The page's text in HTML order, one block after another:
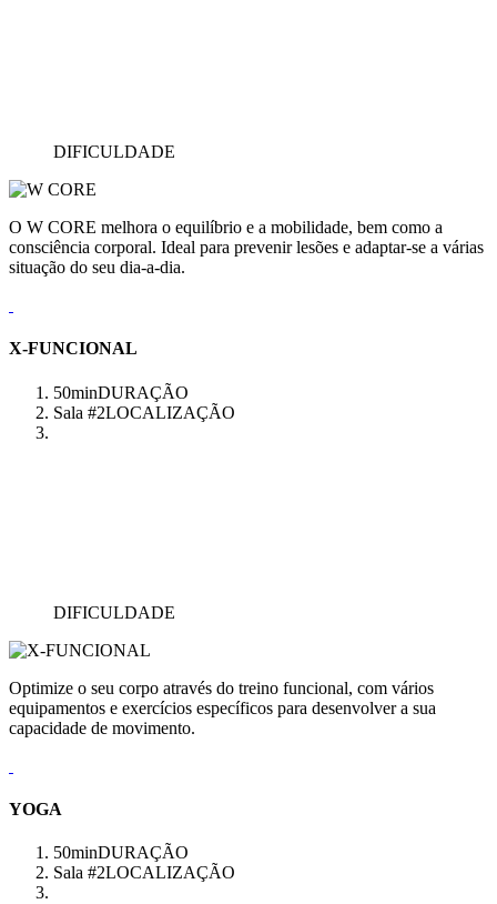
DIFICULDADE
O W CORE melhora o equilíbrio e a mobilidade, bem como a
consciência corporal. Ideal para prevenir lesões e adaptar-se a várias
situação do seu dia-a-dia.
X-FUNCIONAL
50minDURAÇÃO
Sala #2LOCALIZAÇÃO
DIFICULDADE
Optimize o seu corpo através do treino funcional, com vários
equipamentos e exercícios específicos para desenvolver a sua
capacidade de movimento.
YOGA
50minDURAÇÃO
Sala #2LOCALIZAÇÃO